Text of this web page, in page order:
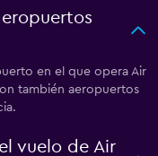
en el que opera Air
también aeropuertos
vuelo de Air